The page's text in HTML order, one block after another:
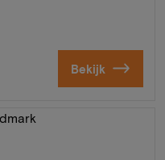
Bekijk